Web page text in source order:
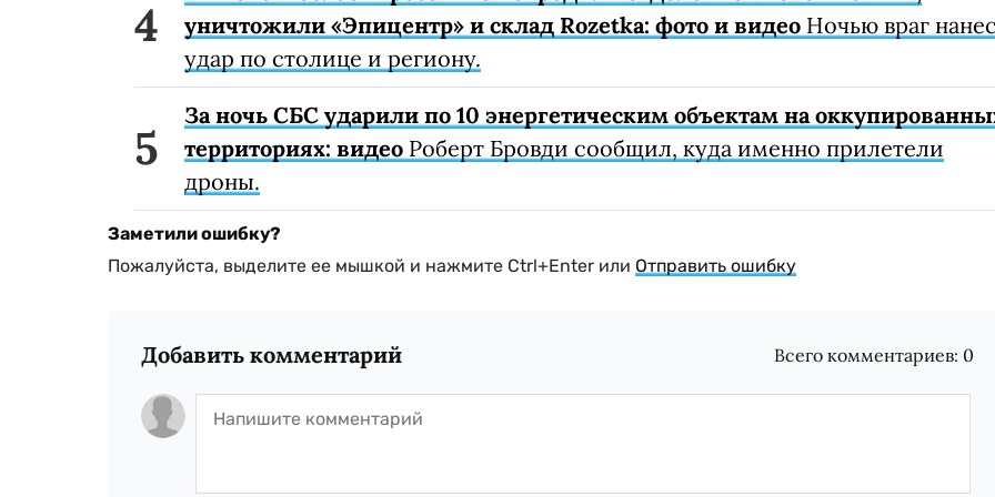
уничтожили «Эпицентр» и склад Rozetka: фото и видео Ночью враг
удар по столице и региону.
За ночь СБС ударили по 10 энергетическим объектам на
территориях: видео Роберт Бровди сообщил, куда именно прилетели
дроны.
Заметили ошибку?
Пожалуйста, выделите ее мышкой и нажмите Ctrl+Enter или Отправить ошибку
Добавить комментарий Всего комментариев: 0